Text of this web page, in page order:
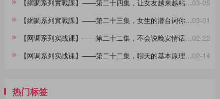
03-05
【網調系列實戰課】——第二十四集，让女友越来越粘着你的小技巧
03-01
【網調系列實戰課】——第二十三集，女生的潜台词你都懂吗？
02-22
【网调系列实战课】——第二十二集，不会说晚安情话的大直男看过来，建议收藏
02-14
【网调系列实战课】——第二十二集，聊天的基本原理，90%的人不知道
热门标签